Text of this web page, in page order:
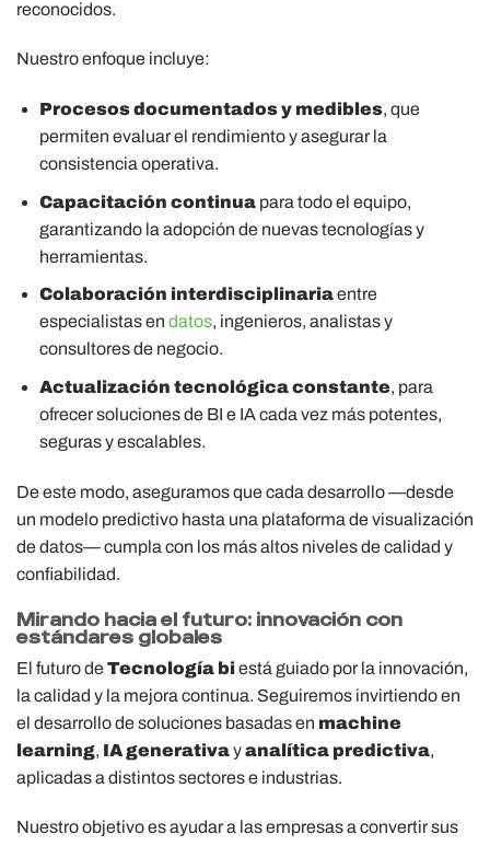
reconocidos.
Nuestro enfoque incluye:
Procesos documentados y medibles, que
permiten evaluar el rendimiento y asegurar la
consistencia operativa.
Capacitación continuapara todo el equipo,
garantizando la adopción de nuevas tecnologías y
herramientas.
Colaboración interdisciplinariaentre
especialistas en datos, ingenieros, analistas y
consultores de negocio.
Actualización tecnológica constante, para
ofrecer soluciones de BI e IA cada vez más potentes,
seguras y escalables.
De este modo, aseguramos que cada desarrollo —desde
un modelo predictivo hasta una plataforma de visualización
de datos— cumpla con los más altos niveles de calidad y
confiabilidad.
Mirando hacia el futuro: innovación con
estándares globales
El futuro deTecnología bi está guiado por la innovación,
la calidad y la mejora continua. Seguiremos invirtiendo en
el desarrollo de soluciones basadas en machine
learning, IA generativayanalítica predictiva,
aplicadas a distintos sectores e industrias.
Nuestro objetivo es ayudar a las empresas a convertir sus